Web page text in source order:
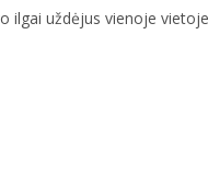
ilgai uždėjus vienoje